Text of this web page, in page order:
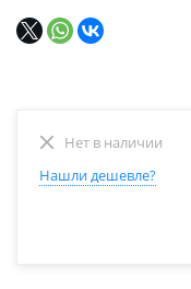
Нет в наличии
Нашли дешевле?